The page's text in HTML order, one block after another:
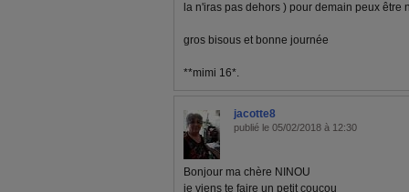
la n'iras pas dehors ) pour demain peux être
gros bisous et bonne journée
**mimi 16*.
jacotte8
publié le 05/02/2018 à 12:30
Bonjour ma chère NINOU
je viens te faire un petit coucou